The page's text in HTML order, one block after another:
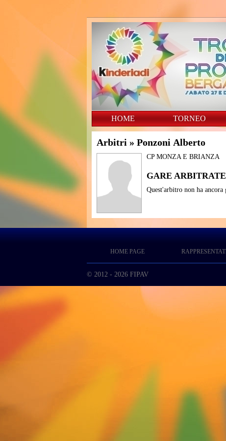
HOME TORNEO
Arbitri » Ponzoni Alberto
CP MONZA E BRIANZA
GARE ARBITRATE
Quest'arbitro non ha ancora
HOME PAGE
© 2012 - 2026 FIPAV